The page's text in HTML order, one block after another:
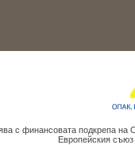
с финансовата подкрепа на
Европейския